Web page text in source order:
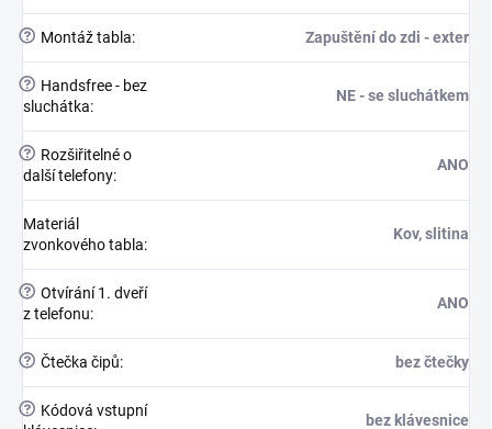
? Montáž tabla: Zapuštění do zdi - exter
?
Handsfree - bez
sluchátka:
NE - se sluchátkem
?
Rozšiřitelné o
další telefony:
ANO
Materiál
zvonkového tabla:
Kov, slitina
? Otvírání 1. dveří
z telefonu:
ANO
? Čtečka čipů: bez čtečky
?
Kódová vstupní
bez klávesnice